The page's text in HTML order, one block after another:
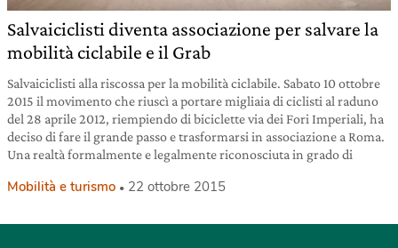
Salvaiciclisti diventa associazione per salvare la
mobilità ciclabile e il Grab
Salvaiciclisti alla riscossa per la mobilità ciclabile. Sabato 10 ottobre
2015 il movimento che riuscì a portare migliaia di ciclisti al raduno
del 28 aprile 2012, riempiendo di biciclette via dei Fori Imperiali, ha
deciso di fare il grande passo e trasformarsi in associazione a Roma.
Una realtà formalmente e legalmente riconosciuta in grado di
Mobilità e turismo 22 ottobre 2015